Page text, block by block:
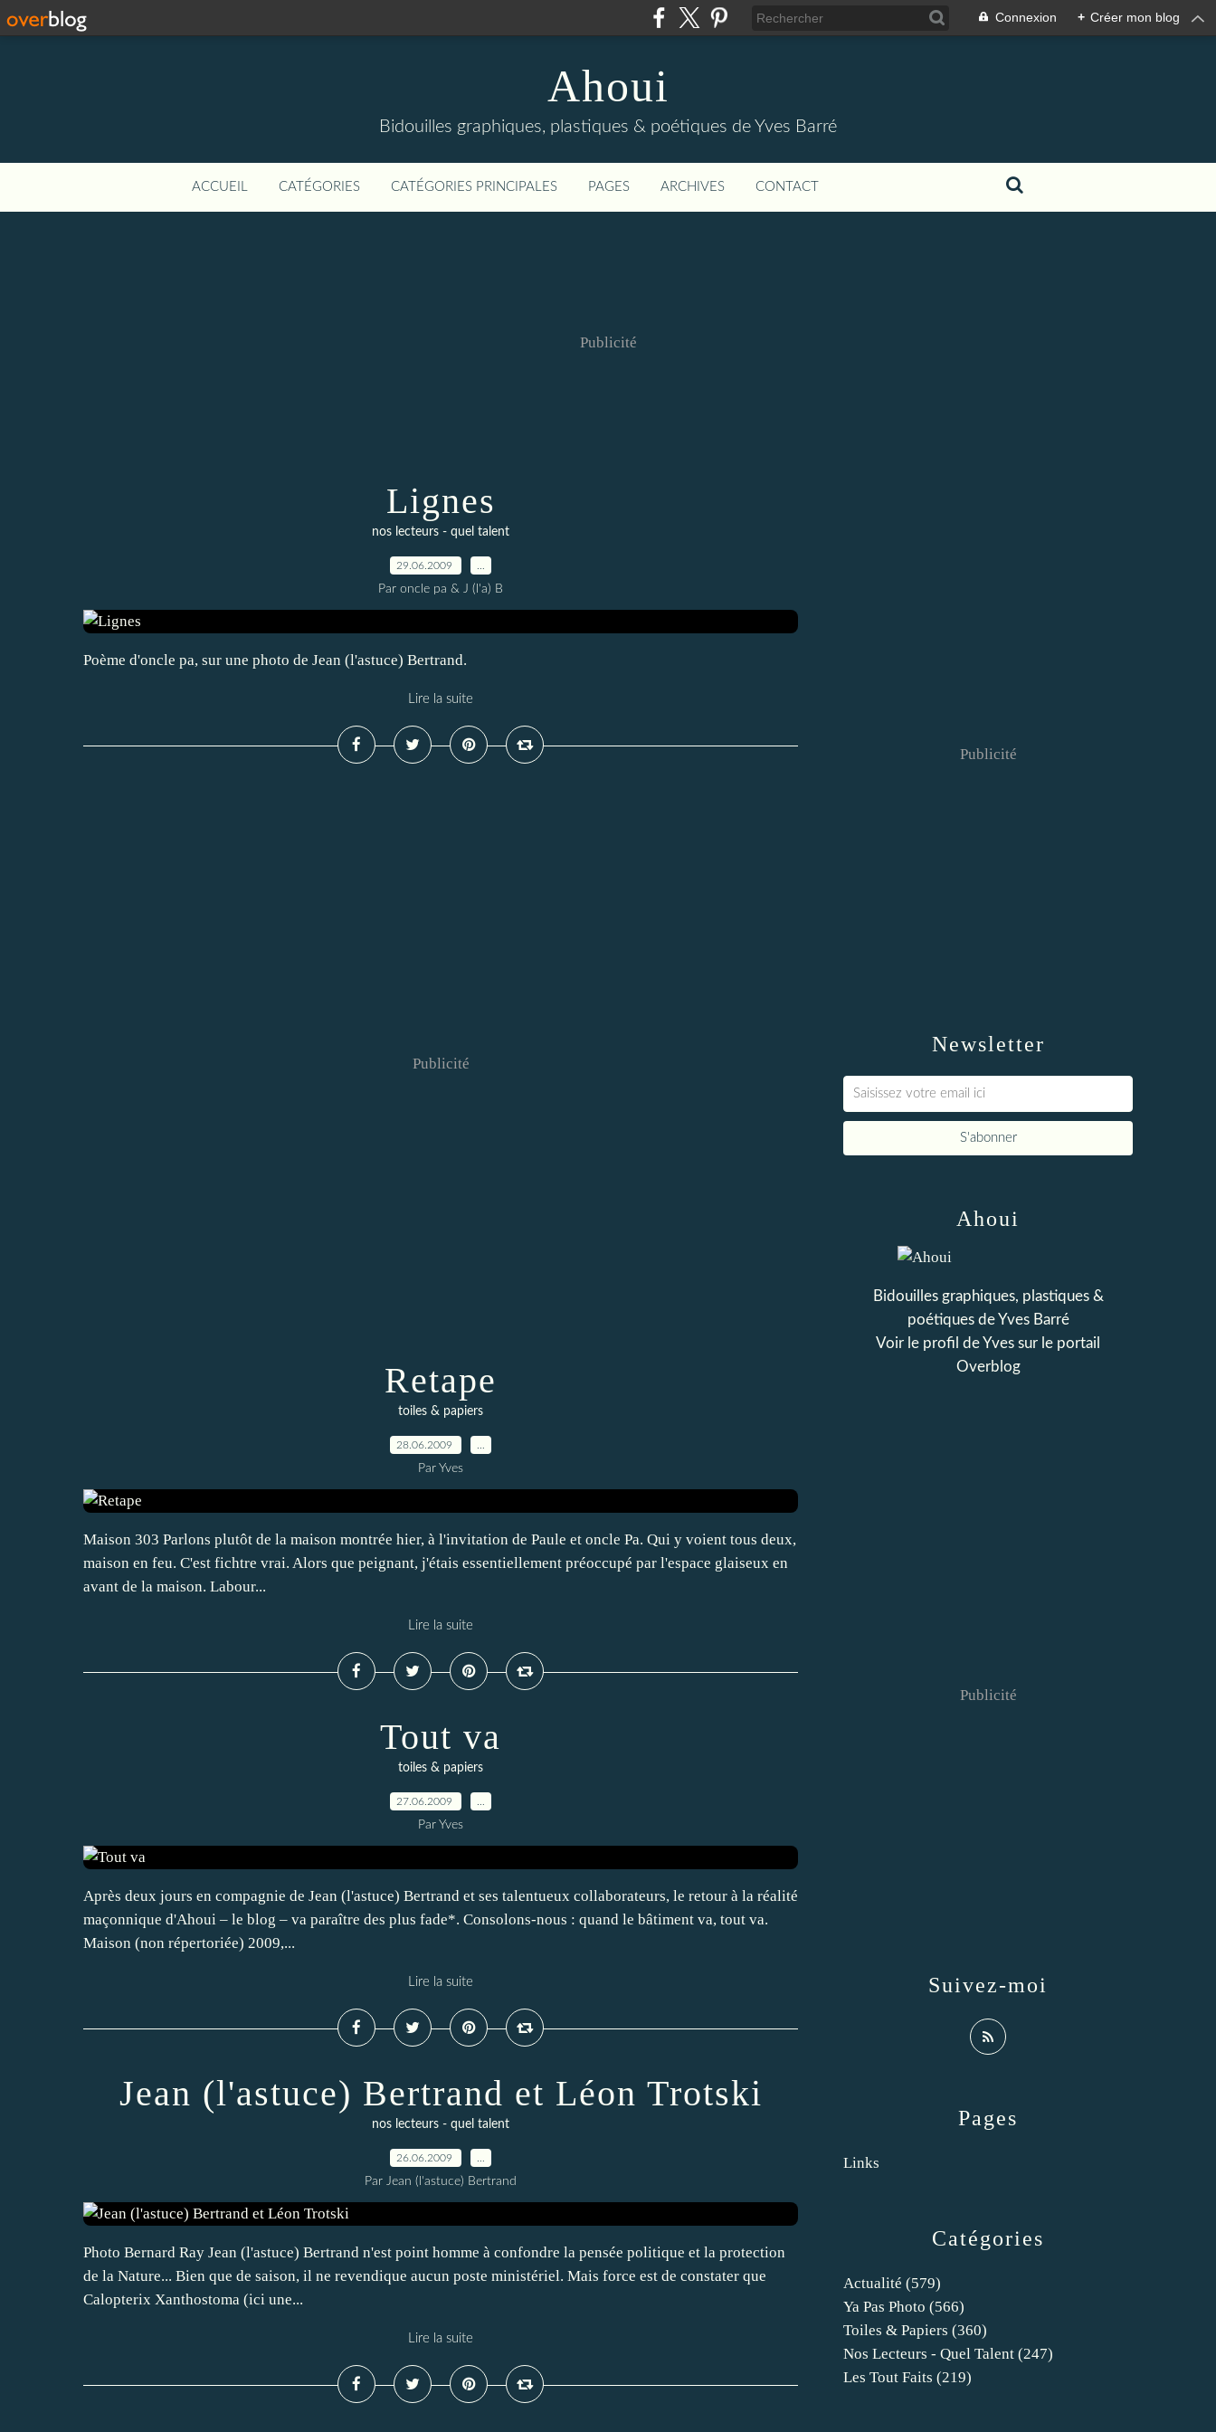
Connexion + Créer mon blog
Ahoui
Bidouilles graphiques, plastiques & poétiques de Yves Barré
ACCUEIL CATÉGORIES CATÉGORIES PRINCIPALES PAGES ARCHIVES CONTACT
Publicité
Lignes
nos lecteurs - quel talent
29.06.2009
Par oncle pa & J (l'a) B
Poème d'oncle pa, sur une photo de Jean (l'astuce) Bertrand.
Lire la suite
Publicité
Retape
toiles & papiers
28.06.2009
Par Yves
Maison 303 Parlons plutôt de la maison montrée hier, à l'invitation de Paule et oncle Pa. Qui y voient tous deux,
maison en feu. C'est fichtre vrai. Alors que peignant, j'étais essentiellement préoccupé par l'espace glaiseux en
avant de la maison. Labour...
Lire la suite
Tout va
toiles & papiers
27.06.2009
Par Yves
Après deux jours en compagnie de Jean (l'astuce) Bertrand et ses talentueux collaborateurs, le retour à la réalité
maçonnique d'Ahoui – le blog – va paraître des plus fade*. Consolons-nous : quand le bâtiment va, tout va.
Maison (non répertoriée) 2009,...
Lire la suite
Jean (l'astuce) Bertrand et Léon Trotski
nos lecteurs - quel talent
26.06.2009
Par Jean (l'astuce) Bertrand
Photo Bernard Ray Jean (l'astuce) Bertrand n'est point homme à confondre la pensée politique et la protection
de la Nature... Bien que de saison, il ne revendique aucun poste ministériel. Mais force est de constater que
Calopterix Xanthostoma (ici une...
Lire la suite
Newsletter
Publicité
Catégories
Actualité (579)
Ya Pas Photo (566)
Toiles & Papiers (360)
Nos Lecteurs - Quel Talent (247)
Les Tout Faits (219)
Pages
Links
Ahoui
Bidouilles graphiques, plastiques &
poétiques de Yves Barré
Voir le profil deYves sur le portail
Overblog
Suivez-moi
Publicité